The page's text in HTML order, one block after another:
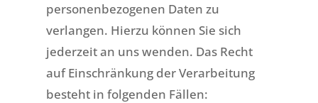
personenbezogenen Daten zu
verlangen. Hierzu können Sie sich
jederzeit an uns wenden. Das Recht
auf Einschränkung der Verarbeitung
besteht in folgenden Fällen: